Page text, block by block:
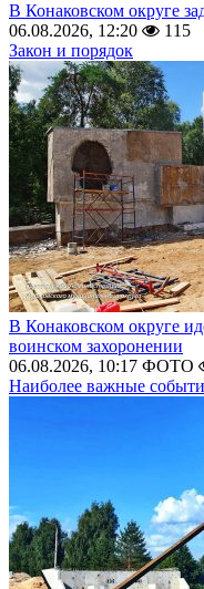
В Конаковском округе
06.08.2026, 12:20
115
Закон и порядок
В Конаковском округе
воинском захоронении
06.08.2026, 10:17 ФОТО
Наиболее важные